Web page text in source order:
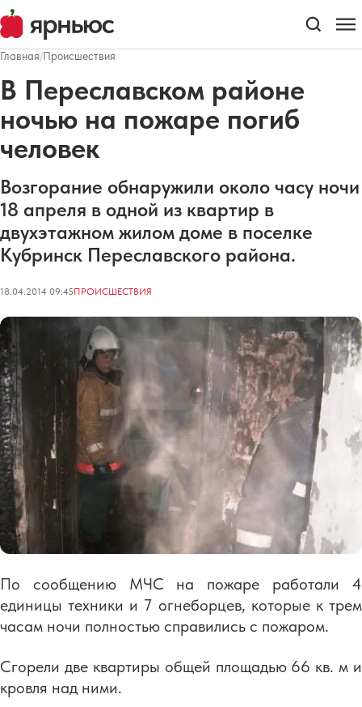
Главная/Происшествия
В Переславском районе
ночью на пожаре погиб
человек
Возгорание обнаружили около часу ночи
18 апреля в одной из квартир в
двухэтажном жилом доме в поселке
Кубринск Переславского района.
18.04.2014 09:45ПРОИСШЕСТВИЯ
По сообщению МЧС на пожаре работали 4
единицы техники и 7 огнеборцев, которые к трем
часам ночи полностью справились с пожаром.
Сгорели две квартиры общей площадью 66 кв. м и
кровля над ними.